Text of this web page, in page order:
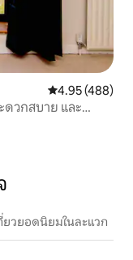
คะแนนเฉลี่ย
4.95 (488)
วกสบาย และ
วยอดนิยมในละแวก